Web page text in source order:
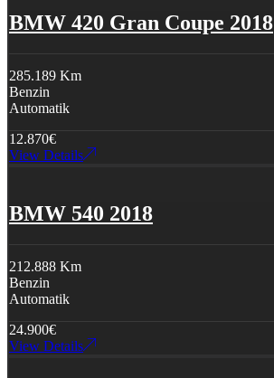
BMW 420 Gran Coupe 2018
285.189 Km
Benzin
Automatik
12.870€
View Details
BMW 540 2018
212.888 Km
Benzin
Automatik
24.900€
View Details